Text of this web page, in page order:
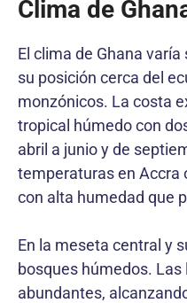
Clima de
El clima de Ghana
su posición cerca del
monzónicos. La costa
tropical húmedo con
abril a junio y de
temperaturas en Accra
con alta humedad que
En la meseta central y
bosques húmedos.
abundantes,